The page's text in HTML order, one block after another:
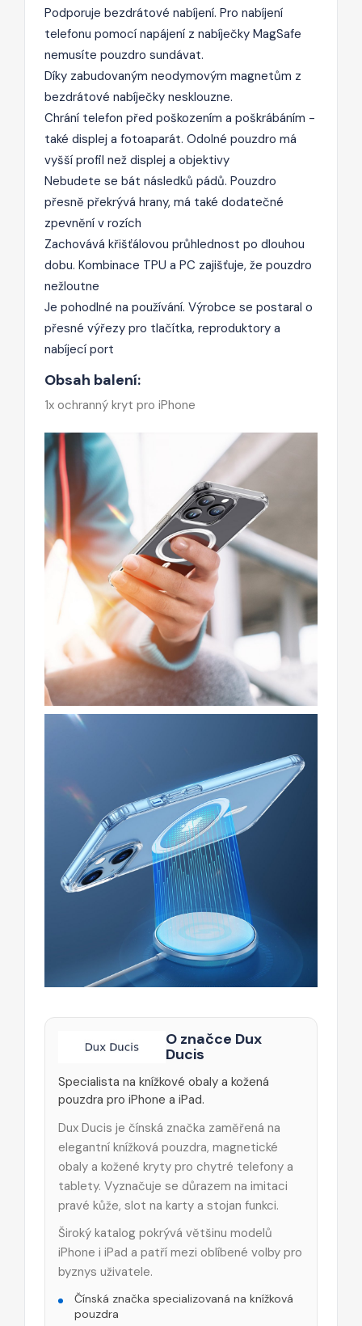
Podporuje bezdrátové nabíjení. Pro nabíjení
telefonu pomocí napájení z nabíječky MagSafe
nemusíte pouzdro sundávat.
Díky zabudovaným neodymovým magnetům z
bezdrátové nabíječky nesklouzne.
Chrání telefon před poškozením a poškrábáním -
také displej a fotoaparát. Odolné pouzdro má
vyšší profil než displej a objektivy
Nebudete se bát následků pádů. Pouzdro
přesně překrývá hrany, má také dodatečné
zpevnění v rozích
Zachovává křišťálovou průhlednost po dlouhou
dobu. Kombinace TPU a PC zajišťuje, že pouzdro
nežloutne
Je pohodlné na používání. Výrobce se postaral o
přesné výřezy pro tlačítka, reproduktory a
nabíjecí port
Obsah balení:
1x ochranný kryt pro iPhone
O značce Dux
Ducis
Specialista na knížkové obaly a kožená
pouzdra pro iPhone a iPad.
Dux Ducis je čínská značka zaměřená na
elegantní knížková pouzdra, magnetické
obaly a kožené kryty pro chytré telefony a
tablety. Vyznačuje se důrazem na imitaci
pravé kůže, slot na karty a stojan funkci.
Široký katalog pokrývá většinu modelů
iPhone i iPad a patří mezi oblíbené volby pro
byznys uživatele.
Čínská značka specializovaná na knížková
pouzdra